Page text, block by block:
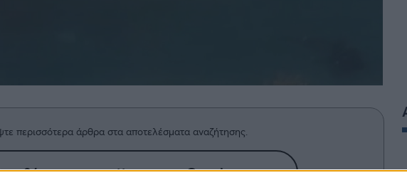
περισσότερα άρθρα στα αποτελέσματα αναζήτησης.
του gazzetta.gr στην Google